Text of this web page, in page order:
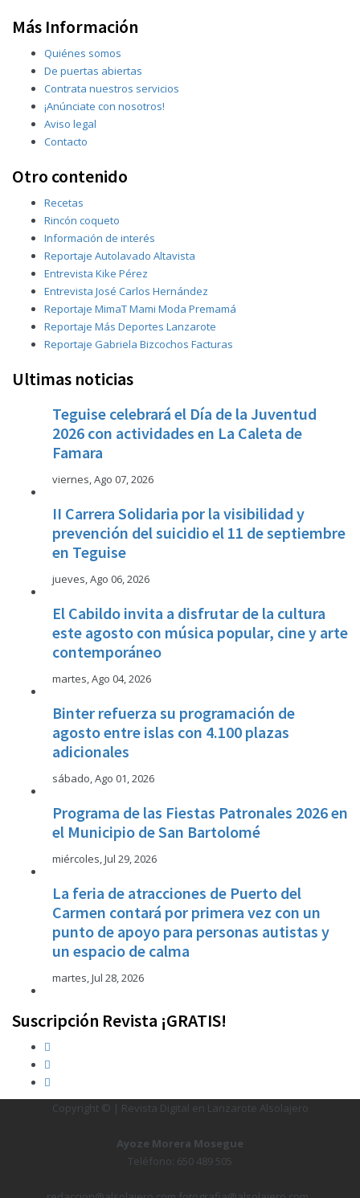
Más Información
Quiénes somos
De puertas abiertas
Contrata nuestros servicios
¡Anúnciate con nosotros!
Aviso legal
Contacto
Otro contenido
Recetas
Rincón coqueto
Información de interés
Reportaje Autolavado Altavista
Entrevista Kike Pérez
Entrevista José Carlos Hernández
Reportaje MimaT Mami Moda Premamá
Reportaje Más Deportes Lanzarote
Reportaje Gabriela Bizcochos Facturas
Ultimas noticias
Teguise celebrará el Día de la Juventud
2026 con actividades en La Caleta de
Famara
viernes, Ago 07, 2026
II Carrera Solidaria por la visibilidad y
prevención del suicidio el 11 de septiembre
en Teguise
jueves, Ago 06, 2026
El Cabildo invita a disfrutar de la cultura
este agosto con música popular, cine y arte
contemporáneo
martes, Ago 04, 2026
Binter refuerza su programación de
agosto entre islas con 4.100 plazas
adicionales
sábado, Ago 01, 2026
Programa de las Fiestas Patronales 2026 en
el Municipio de San Bartolomé
miércoles, Jul 29, 2026
La feria de atracciones de Puerto del
Carmen contará por primera vez con un
punto de apoyo para personas autistas y
un espacio de calma
martes, Jul 28, 2026
Suscripción Revista ¡GRATIS!
Copyright © | Revista Digital en Lanzarote Alsolajero
Ayoze Morera Mosegue
Teléfono: 650 489 505